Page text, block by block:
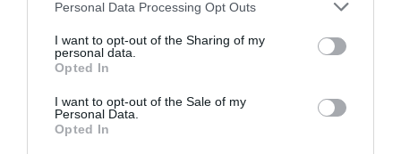
not limited to your visit or usage behaviour. You may click to
grant or deny consent to Google and its third-party tags to
use your data for below specified purposes in below Google
consent section.
Personal Data Processing Opt Outs
I want to opt-out of the Sharing of my
personal data.
Opted In
I want to opt-out of the Sale of my
Personal Data.
Opted In
Ne maradjon le a legfrissebb hírekről, kövessen
bennünket az EGRI ÜGYEK Google Hírek oldalán!
VISSZA A FŐOLDALRA